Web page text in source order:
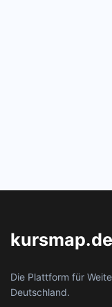
kursmap.de
Die Plattform für
Deutschland.